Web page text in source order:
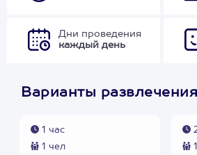
Дни проведения
каждый день
Варианты развлечения
1 час
1 чел